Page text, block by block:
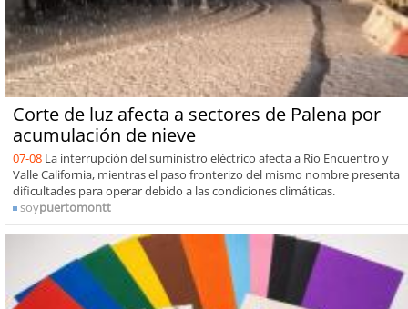
Corte de luz afecta a sectores de Palena por
acumulación de nieve
07-08 La interrupción del suministro eléctrico afecta a Río Encuentro y
Valle California, mientras el paso fronterizo del mismo nombre presenta
dificultades para operar debido a las condiciones climáticas.
soypuertomontt